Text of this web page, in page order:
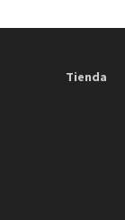
Tienda